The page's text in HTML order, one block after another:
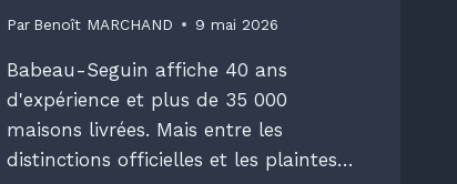
Par Benoît MARCHAND 9 mai 2026
Babeau-Seguin affiche 40 ans
d'expérience et plus de 35 000
maisons livrées. Mais entre les
distinctions officielles et les plaintes…